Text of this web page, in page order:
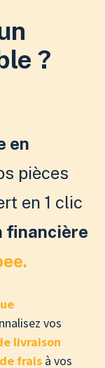
?
en
pièces
en 1 clic
financière
vos
livraison
frais à vos